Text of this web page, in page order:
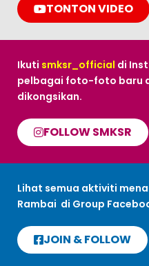
TONTON VIDEO
Ikuti smksr_official di
pelbagai foto-foto baru
dikongsikan.
FOLLOW SMKSR
Lihat semua aktiviti
Rambai di Group
JOIN & FOLLOW